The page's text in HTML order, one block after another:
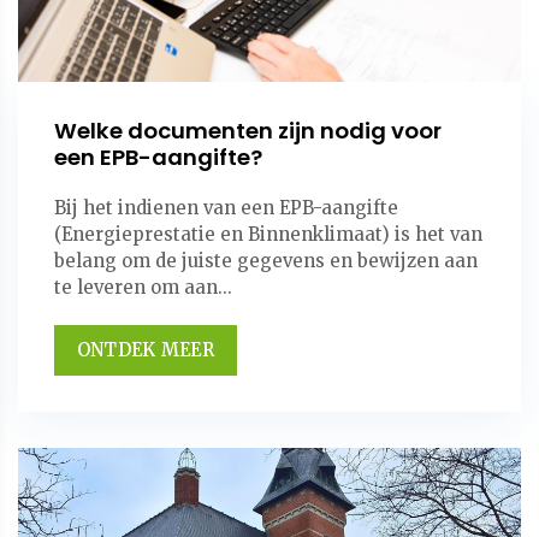
Welke documenten zijn nodig voor
een EPB-aangifte?
Bij het indienen van een EPB-aangifte
(Energieprestatie en Binnenklimaat) is het van
belang om de juiste gegevens en bewijzen aan
te leveren om aan...
ONTDEK MEER